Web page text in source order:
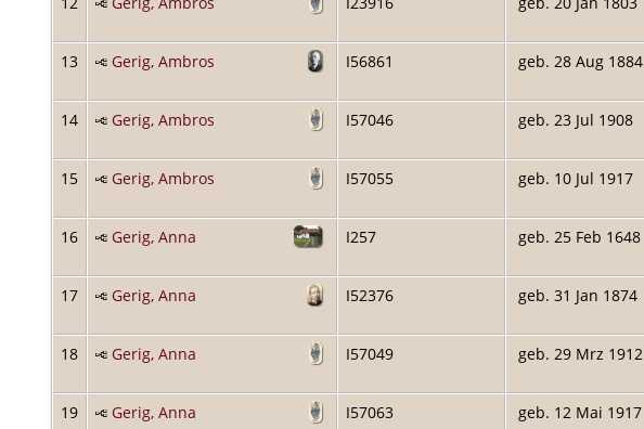
13
Gerig, Ambros I56861 geb. 28 Aug 1884
14
Gerig, Ambros I57046 geb. 23 Jul 1908
15
Gerig, Ambros I57055 geb. 10 Jul 1917
16
Gerig, Anna I257 geb. 25 Feb 1648
17
Gerig, Anna I52376 geb. 31 Jan 1874
18
Gerig, Anna I57049 geb. 29 Mrz 1912
19
Gerig, Anna I57063 geb. 12 Mai 1917